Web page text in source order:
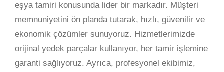
eşya tamiri konusunda lider bir markadır. Müşteri
memnuniyetini ön planda tutarak, hızlı, güvenilir ve
ekonomik çözümler sunuyoruz. Hizmetlerimizde
orijinal yedek parçalar kullanıyor, her tamir işlemine
garanti sağlıyoruz. Ayrıca, profesyonel ekibimiz,